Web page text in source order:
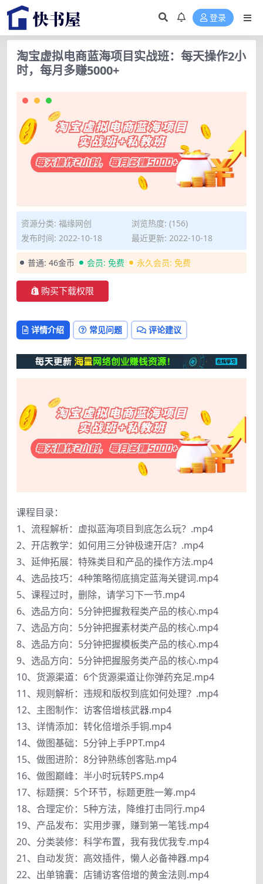
登录
淘宝虚拟电商蓝海项目实战班：每天操作2小
时，每月多赚5000+
资源分类: 福缘网创
浏览热度: (156)
发布时间: 2022-10-18
最近更新: 2022-10-18
普通: 46金币 会员: 免费 永久会员: 免费
购买下载权限
详情介绍 常见问题 评论建议
课程目录：
1、流程解析：虚拟蓝海项目到底怎么玩？.mp4
2、开店教学：如何用三分钟极速开店？.mp4
3、延伸拓展：特殊类目和产品的操作方法.mp4
4、选品技巧：4种策略彻底搞定蓝海关键词.mp4
5、课程过时，删除，请学习下一节.mp4
6、选品方向：5分钟把握救程类产品的核心.mp4
7、选品方向：5分钟把握素材类产品的核心.mp4
8、选品方向：5分钟把握模板类产品的核心.mp4
9、选品方向：5分钟把握服务类产品的核心.mp4
10、货源渠道：6个货源渠道让你弹药充足.mp4
11、规则解析：违规和版权到底如何处理？.mp4
12、主图制作：访客倍增核武器.mp4
13、详情添加：转化倍增杀手铜.mp4
14、做图基础：5分钟上手PPT.mp4
15、做图进阶：8分钟熟练创客贴.mp4
16、做图巅峰：半小时玩转PS.mp4
17、标题撰：5个环节，标题更胜一筹.mp4
18、合理定价：5种方法，降维打击同行.mp4
19、产品发布：实用步骤，赚到第一笔钱.mp4
20、分类装修：科学布置，我有我优我专.mp4
21、自动发货：高效插件，懒人必备神器.mp4
22、出单锦囊：店铺访客倍增的黄金法则.mp4